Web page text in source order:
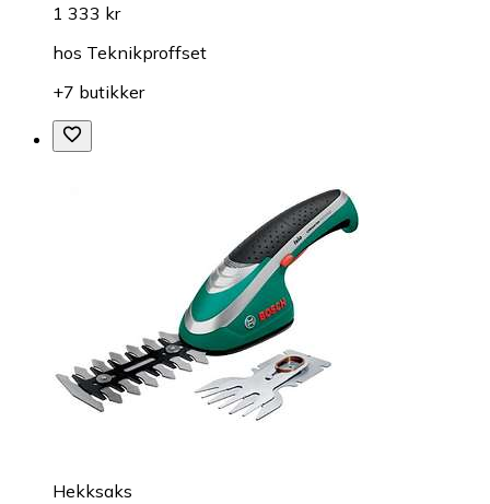
1 333 kr
hos Teknikproffset
+7 butikker
Hekksaks